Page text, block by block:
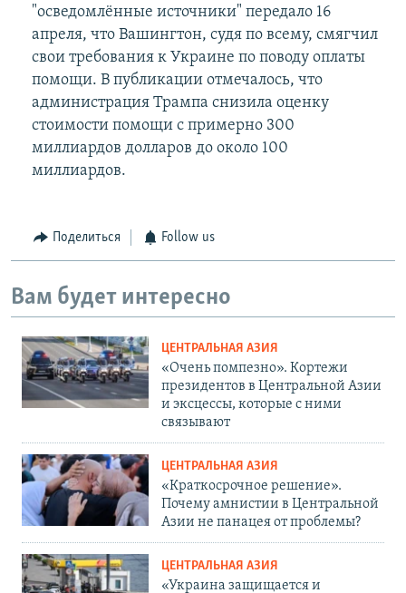
"осведомлённые источники" передало 16
апреля, что Вашингтон, судя по всему, смягчил
свои требования к Украине по поводу оплаты
помощи. В публикации отмечалось, что
администрация Трампа снизила оценку
стоимости помощи с примерно 300
миллиардов долларов до около 100
миллиардов.
Поделиться Follow us
Вам будет интересно
ЦЕНТРАЛЬНАЯ АЗИЯ
«Очень помпезно». Кортежи
президентов в Центральной Азии
и эксцессы, которые с ними
связывают
ЦЕНТРАЛЬНАЯ АЗИЯ
«Краткосрочное решение».
Почему амнистии в Центральной
Азии не панацея от проблемы?
ЦЕНТРАЛЬНАЯ АЗИЯ
«Украина защищается и